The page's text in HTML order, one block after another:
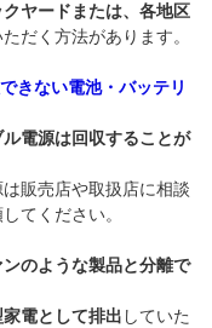
ヤードまたは、各地区
だく方法があります。
きない電池・バッテリ
電源は回収することが
販売店や取扱店に相談
てください。
のような製品と分離で
電として排出 していた